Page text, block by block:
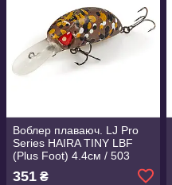
Воблер плаваюч. LJ Pro
Series HAIRA TINY LBF
(Plus Foot) 4.4см / 503
351 ₴